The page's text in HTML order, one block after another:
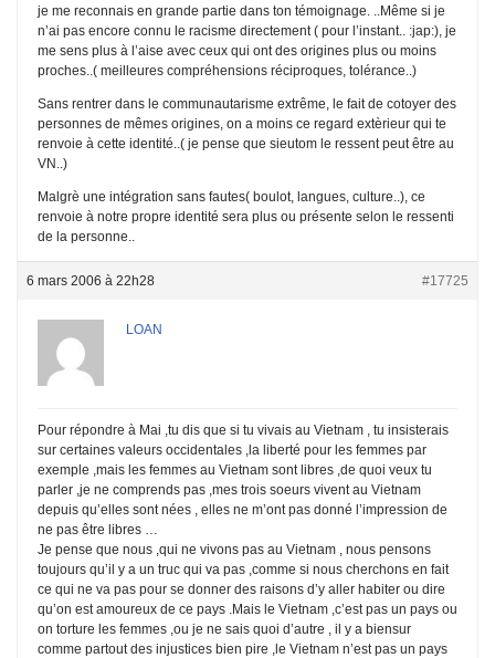
je me reconnais en grande partie dans ton témoignage. ..Même si je
n’ai pas encore connu le racisme directement ( pour l’instant.. :jap:), je
me sens plus à l’aise avec ceux qui ont des origines plus ou moins
proches..( meilleures compréhensions réciproques, tolérance..)
Sans rentrer dans le communautarisme extrême, le fait de cotoyer des
personnes de mêmes origines, on a moins ce regard extèrieur qui te
renvoie à cette identité..( je pense que sieutom le ressent peut être au
VN..)
Malgrè une intégration sans fautes( boulot, langues, culture..), ce
renvoie à notre propre identité sera plus ou présente selon le ressenti
de la personne..
6 mars 2006 à 22h28 #17725
LOAN
Pour répondre à Mai ,tu dis que si tu vivais au Vietnam , tu insisterais
sur certaines valeurs occidentales ,la liberté pour les femmes par
exemple ,mais les femmes au Vietnam sont libres ,de quoi veux tu
parler ,je ne comprends pas ,mes trois soeurs vivent au Vietnam
depuis qu’elles sont nées , elles ne m’ont pas donné l’impression de
ne pas être libres …
Je pense que nous ,qui ne vivons pas au Vietnam , nous pensons
toujours qu’il y a un truc qui va pas ,comme si nous cherchons en fait
ce qui ne va pas pour se donner des raisons d’y aller habiter ou dire
qu’on est amoureux de ce pays .Mais le Vietnam ,c’est pas un pays ou
on torture les femmes ,ou je ne sais quoi d’autre , il y a biensur
comme partout des injustices bien pire ,le Vietnam n’est pas un pays